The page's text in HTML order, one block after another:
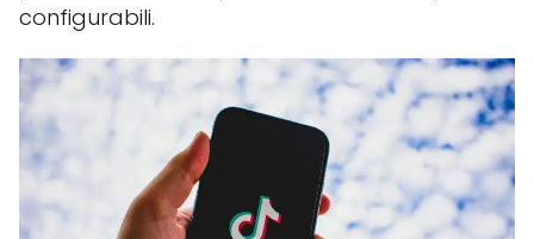
configurabili.